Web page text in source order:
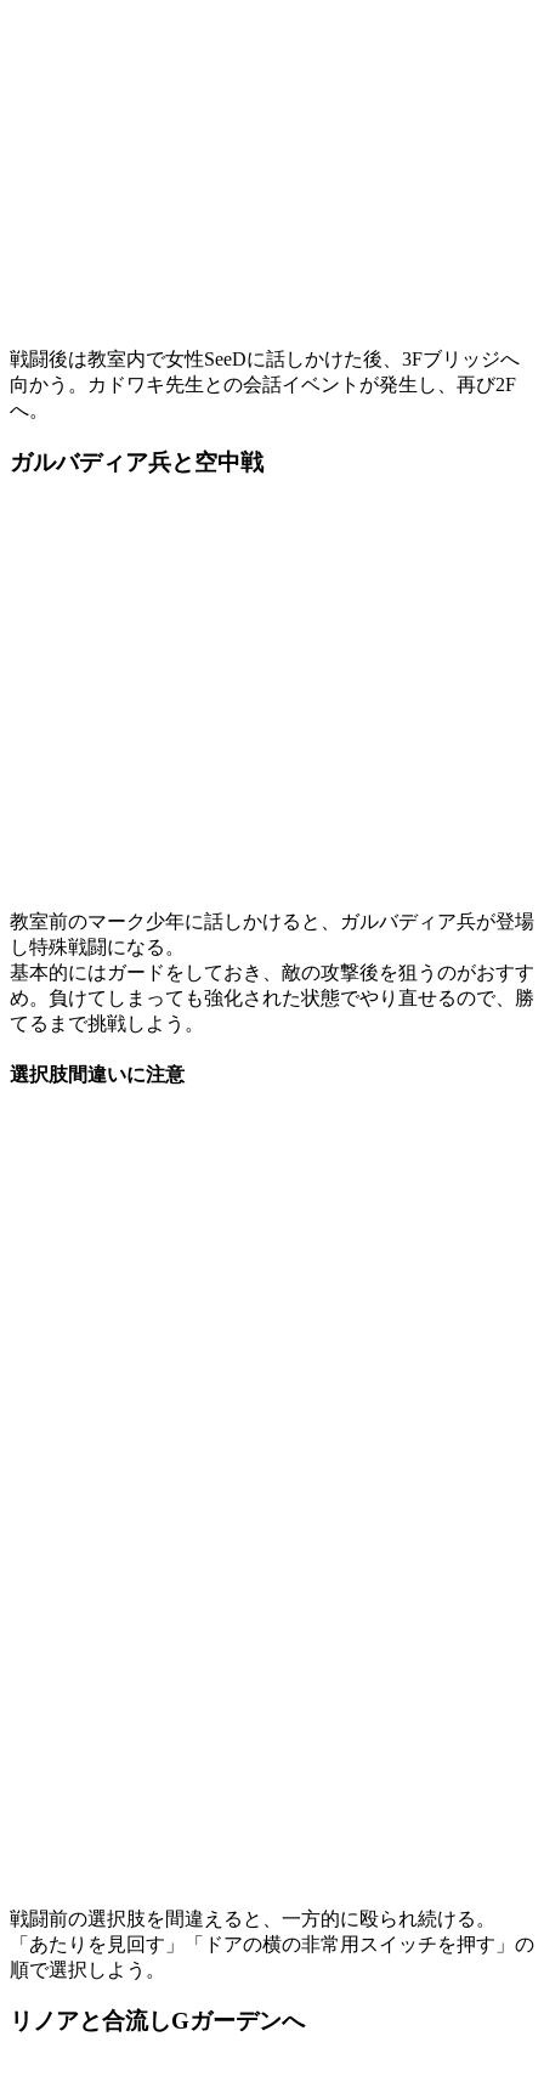
戦闘後は教室内で女性SeeDに話しかけた後、3Fブリッジへ
向かう。カドワキ先生との会話イベントが発生し、再び2F
へ。
ガルバディア兵と空中戦
教室前のマーク少年に話しかけると、ガルバディア兵が登場
し特殊戦闘になる。
基本的にはガードをしておき、敵の攻撃後を狙うのがおすす
め。負けてしまっても強化された状態でやり直せるので、勝
てるまで挑戦しよう。
選択肢間違いに注意
戦闘前の選択肢を間違えると、一方的に殴られ続ける。
「あたりを見回す」「ドアの横の非常用スイッチを押す」の
順で選択しよう。
リノアと合流しGガーデンへ